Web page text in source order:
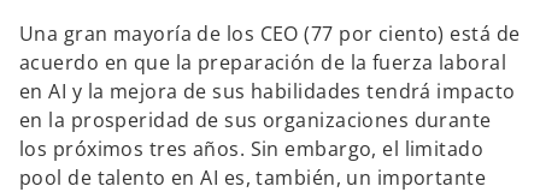
Una gran mayoría de los CEO (77 por ciento) está de
acuerdo en que la preparación de la fuerza laboral
en AI y la mejora de sus habilidades tendrá impacto
en la prosperidad de sus organizaciones durante
los próximos tres años. Sin embargo, el limitado
pool de talento en AI es, también, un importante